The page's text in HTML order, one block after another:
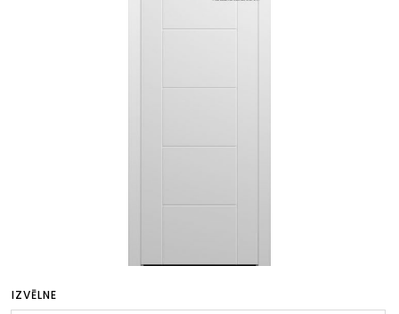
IZVĒLNE